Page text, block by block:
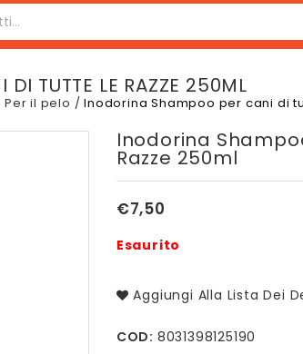
TUTTE LE RAZZE 250ML
Per il pelo /Inodorina Shampoo per cani di
Inodorina
Razze 250ml
€7,50
Esaurito
Aggiungi Alla Lista Dei
COD: 8031398125190